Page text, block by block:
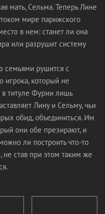
мать, Сельма. Теперь Лине
мире парижского
в нем: станет ли она
или разрушит систему
семьями рушится с
игрока, который не
в титуле Фурии лишь
Лину и Сельму, чьи
обид, объединиться. Им
они обе презирают, и
ли построить что-то
став при этом таким же